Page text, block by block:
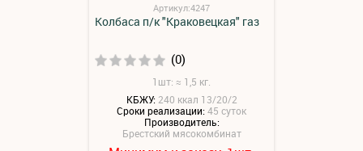
Артикул:4247
Колбаса п/к "Краковецкая" газ
(0)
1шт: ≈ 1,5 кг.
КБЖУ: 240 ккал 13/20/2
Сроки реализации:45 суток
Производитель:
Брестский мясокомбинат